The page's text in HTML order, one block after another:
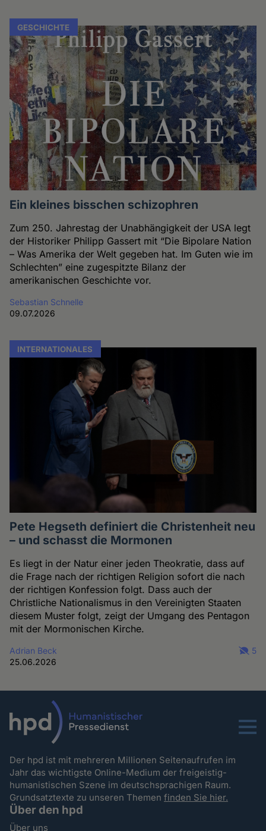
GESCHICHTE
Ein kleines bisschen schizophren
Zum 250. Jahrestag der Unabhängigkeit der USA legt
der Historiker Philipp Gassert mit “Die Bipolare Nation
– Was Amerika der Welt gegeben hat. Im Guten wie im
Schlechten” eine zugespitzte Bilanz der
amerikanischen Geschichte vor.
Sebastian Schnelle
09.07.2026
INTERNATIONALES
Pete Hegseth definiert die Christenheit neu
– und schasst die Mormonen
Es liegt in der Natur einer jeden Theokratie, dass auf
die Frage nach der richtigen Religion sofort die nach
der richtigen Konfession folgt. Dass auch der
Christliche Nationalismus in den Vereinigten Staaten
diesem Muster folgt, zeigt der Umgang des Pentagon
mit der Mormonischen Kirche.
Adrian Beck
25.06.2026
5
Menu
Der hpd ist mit mehreren Millionen Seitenaufrufen im
Jahr das wichtigste Online-Medium der freigeistig-
humanistischen Szene im deutschsprachigen Raum.
Grundsatztexte zu unseren Themenfinden Sie hier.
Über den hpd
Über uns